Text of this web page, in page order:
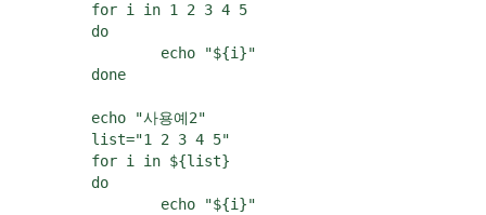
        for i in 1 2 3 4 5
        do
                echo "${i}"
        done
        echo "사용예2"
        list="1 2 3 4 5"
        for i in ${list}
        do
                echo "${i}"